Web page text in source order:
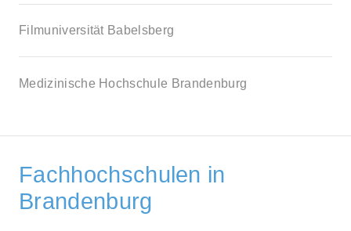
Filmuniversität Babelsberg
Medizinische Hochschule Brandenburg
Fachhochschulen in
Brandenburg